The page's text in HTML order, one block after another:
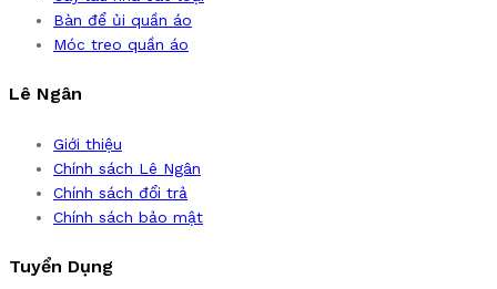
Bàn để ủi quần áo
Móc treo quần áo
Lê Ngân
Giới thiệu
Chính sách Lê Ngân
Chính sách đổi trả
Chính sách bảo mật
Tuyển Dụng